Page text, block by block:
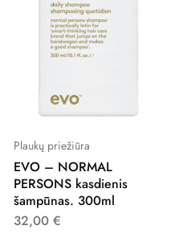
Plaukų priežiūra
EVO – NORMAL
PERSONS kasdienis
šampūnas. 300ml
32,00 €